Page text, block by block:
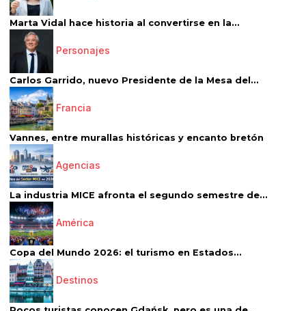
Marta Vidal hace historia al convertirse en la...
Personajes
Carlos Garrido, nuevo Presidente de la Mesa del...
Francia
Vannes, entre murallas históricas y encanto bretón
Agencias
La industria MICE afronta el segundo semestre de...
América
Copa del Mundo 2026: el turismo en Estados...
Destinos